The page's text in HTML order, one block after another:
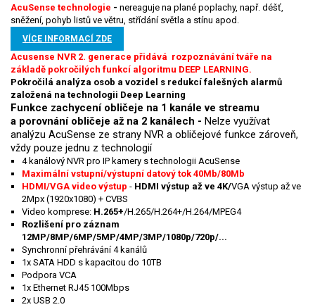
AcuSense technologie - nereaguje na plané poplachy, např. déšť,
sněžení, pohyb listů ve větru, střídání světla a stínu apod.
VÍCE INFORMACÍ ZDE
Acusense NVR 2. generace přidává rozpoznávání tváře na
základě pokročilých funkcí algoritmu DEEP LEARNING.
Pokročilá analýza osob a vozidel s redukcí falešných alarmů
založená na technologii Deep Learning
Funkce zachycení obličeje na 1 kanále ve streamu
a porovnání obličeje až na 2 kanálech - Nelze využívat
analýzu AcuSense ze strany NVR a obličejové funkce zároveň,
vždy pouze jednu z technologií
4 kanálový NVR pro IP kamery s technologii AcuSense
Maximální vstupní/výstupní datový tok 40Mb/80Mb
HDMI/VGA video výstup - HDMI výstup až ve 4K/VGA výstup až ve
2Mpx (1920x1080) + CVBS
Video komprese: H.265+/H.265/H.264+/H.264/MPEG4
Rozlišení pro záznam
12MP/8MP/6MP/5MP/4MP/3MP/1080p/720p/...
Synchronní přehrávání 4 kanálů
1x SATA HDD s kapacitou do 10TB
Podpora VCA
1x Ethernet RJ45 100Mbps
2x USB 2.0